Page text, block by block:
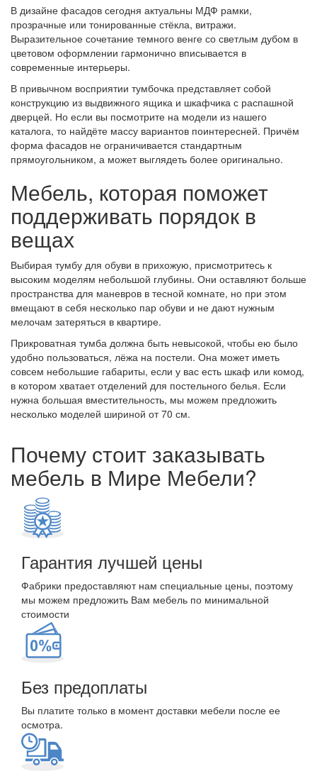
В дизайне фасадов сегодня актуальны МДФ рамки,
прозрачные или тонированные стёкла, витражи.
Выразительное сочетание темного венге со светлым дубом в
цветовом оформлении гармонично вписывается в
современные интерьеры.
В привычном восприятии тумбочка представляет собой
конструкцию из выдвижного ящика и шкафчика с распашной
дверцей. Но если вы посмотрите на модели из нашего
каталога, то найдёте массу вариантов поинтересней. Причём
форма фасадов не ограничивается стандартным
прямоугольником, а может выглядеть более оригинально.
Мебель, которая поможет
поддерживать порядок в
вещах
Выбирая тумбу для обуви в прихожую, присмотритесь к
высоким моделям небольшой глубины. Они оставляют больше
пространства для маневров в тесной комнате, но при этом
вмещают в себя несколько пар обуви и не дают нужным
мелочам затеряться в квартире.
Прикроватная тумба должна быть невысокой, чтобы ею было
удобно пользоваться, лёжа на постели. Она может иметь
совсем небольшие габариты, если у вас есть шкаф или комод,
в котором хватает отделений для постельного белья. Если
нужна большая вместительность, мы можем предложить
несколько моделей шириной от 70 см.
Почему стоит заказывать
мебель в Мире Мебели?
Гарантия лучшей цены
Фабрики предоставляют нам специальные цены, поэтому
мы можем предложить Вам мебель по минимальной
стоимости
Без предоплаты
Вы платите только в момент доставки мебели после ее
осмотра.